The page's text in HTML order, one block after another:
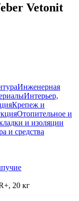
Vetonit
Инженерная
Интерьер,
Крепеж и
Отопительное и
и изоляции
и средства
20 кг